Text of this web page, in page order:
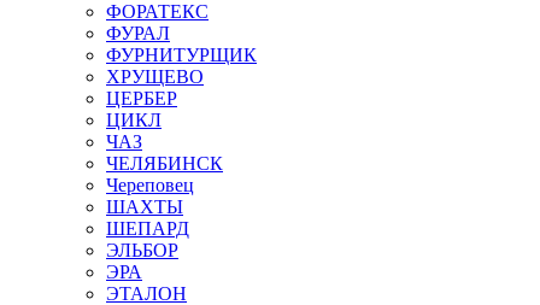
ФОРАТЕКС
ФУРАЛ
ФУРНИТУРЩИК
ХРУЩЕВО
ЦЕРБЕР
ЦИКЛ
ЧАЗ
ЧЕЛЯБИНСК
Череповец
ШАХТЫ
ШЕПАРД
ЭЛЬБОР
ЭРА
ЭТАЛОН